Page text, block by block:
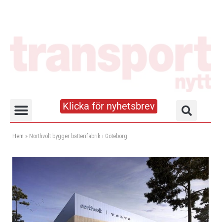
Klicka för nyhetsbrev
Hem » Northvolt bygger batterifabrik i Göteborg